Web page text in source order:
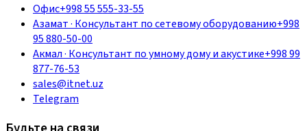
Офис+998 55 555-33-55
Азамат· Консультант по сетевому оборудованию+998
95 880-50-00
Акмал· Консультант по умному дому и акустике+998 99
877-76-53
sales@itnet.uz
Telegram